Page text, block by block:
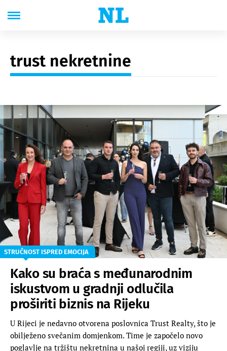
trust nekretnine
STRUČNOST ISPRED EMOCIJA
Kako su braća s međunarodnim
iskustvom u gradnji odlučila
proširiti biznis na Rijeku
U Rijeci je nedavno otvorena poslovnica Trust Realty, što je
obilježeno svečanim domjenkom. Time je započelo novo
poglavlje na tržištu nekretnina u našoj regiji, uz viziju